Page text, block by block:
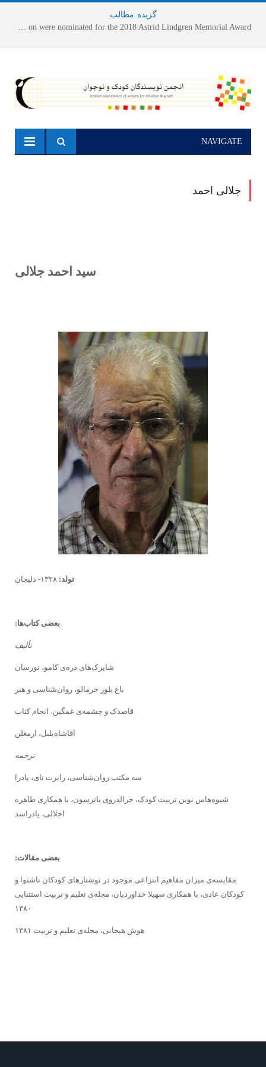
گزیده مطالب
NAVIGATE
جلالی احمد
سید احمد جلالی
تولد:
بعضی کتاب‌ها:
تألیف
شاپرک‌های دره‌ی کامو، نورسان
باغ بلور خرمالو، روان‌شناسی و هنر
قاصدک و چشمه‌ی غمگین، انجام کتاب
آقاشاه‌بلبل، ارمغلن
ترجمه
سه مکتب روان‌شناسی، رابرت نای، پادرا
شیوه‌هاس نوین تربیت کودک، جرالدروی پاترسون، با همکاری طاهره
اجلالی، پادراسد
بعضی مقالات:
مقایسه‌ی میزان مفاهیم انتزاعی موجود در نوشتارهای کودکان ناشنوا و
کودکان عادی، با همکاری سهیلا خداوردیان، مجله‌ی تعلیم و تربیت استثنایی
۱۳۸۰
هوش هیجانی، مجله‌ی تعلیم و تربیت ۱۳۸۱